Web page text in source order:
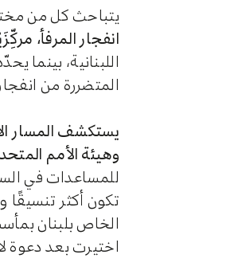
يتباحث كل من
انفجار المرفأ،
اللبنانية، بينما
المتضررة من
يستكشفالمسار
وهيئة الأمم
للمساعدات في
تكون أكثر تنسيقًا
اختيرت بعد دعوة